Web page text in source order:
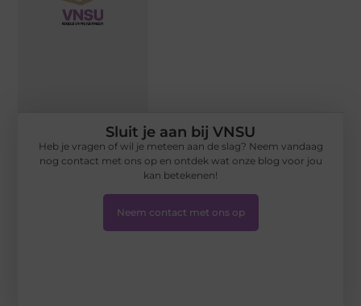
Sluit je aan bij VNSU
Heb je vragen of wil je meteen aan de slag? Neem vandaag
nog contact met ons op en ontdek wat onze blog voor jou
kan betekenen!
Neem contact met ons op